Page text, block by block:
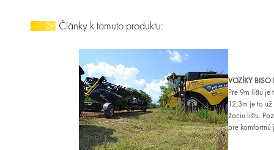
Články k tomuto produktu:
VOZÍKY BISO
Pre 9m lištu
12,3m je to
žaciu lištu.
pre